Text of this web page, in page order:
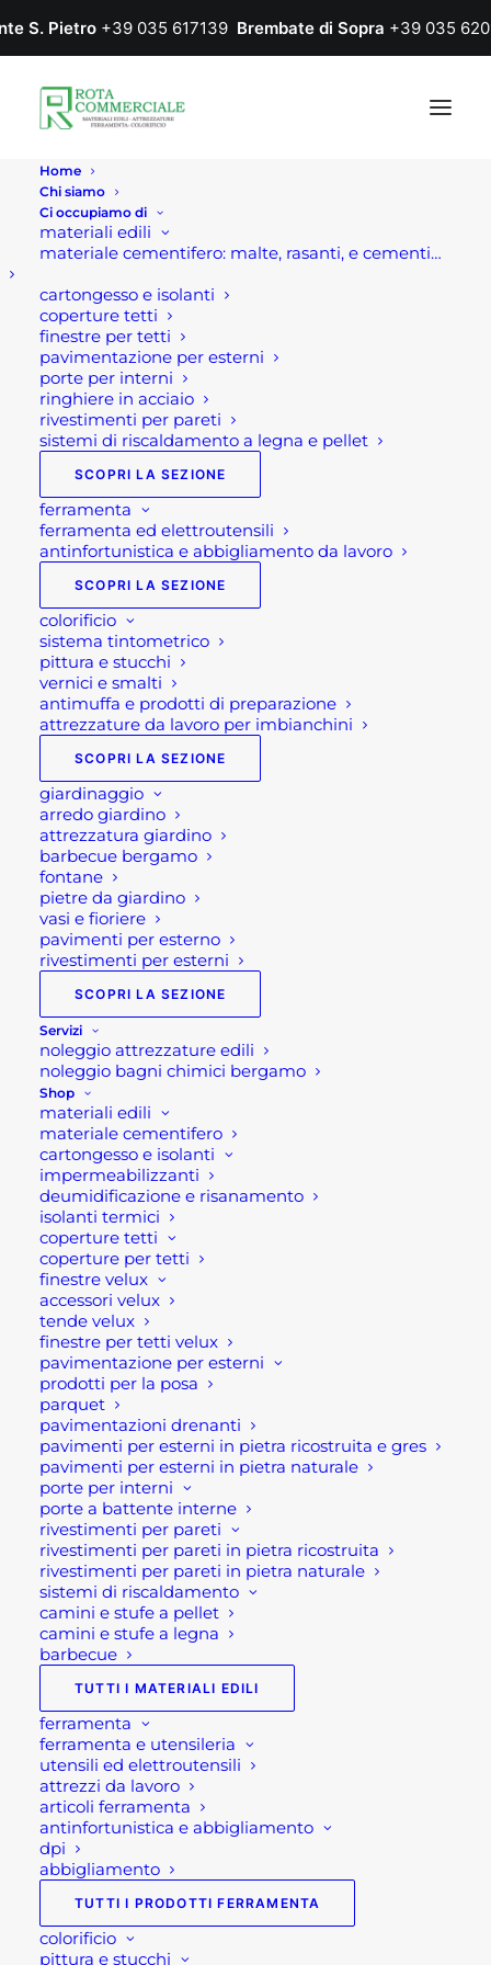
S. Pietro +39 035 617139 Brembate di Sopra +39 035
Home
Chi siamo
Ci occupiamo di
materiali edili
materiale cementifero: malte, rasanti, e cementi…
cartongesso e isolanti
coperture tetti
finestre per tetti
pavimentazione per esterni
porte per interni
ringhiere in acciaio
rivestimenti per pareti
sistemi di riscaldamento a legna e pellet
SCOPRI LA SEZIONE
ferramenta
ferramenta ed elettroutensili
antinfortunistica e abbigliamento da lavoro
SCOPRI LA SEZIONE
colorificio
sistema tintometrico
pittura e stucchi
vernici e smalti
antimuffa e prodotti di preparazione
attrezzature da lavoro per imbianchini
SCOPRI LA SEZIONE
giardinaggio
arredo giardino
attrezzatura giardino
barbecue bergamo
fontane
pietre da giardino
vasi e fioriere
pavimenti per esterno
rivestimenti per esterni
SCOPRI LA SEZIONE
Servizi
noleggio attrezzature edili
noleggio bagni chimici bergamo
Shop
materiali edili
materiale cementifero
cartongesso e isolanti
impermeabilizzanti
deumidificazione e risanamento
isolanti termici
coperture tetti
coperture per tetti
finestre velux
accessori velux
tende velux
finestre per tetti velux
pavimentazione per esterni
prodotti per la posa
parquet
pavimentazioni drenanti
pavimenti per esterni in pietra ricostruita e gres
pavimenti per esterni in pietra naturale
porte per interni
porte a battente interne
rivestimenti per pareti
rivestimenti per pareti in pietra ricostruita
rivestimenti per pareti in pietra naturale
sistemi di riscaldamento
camini e stufe a pellet
camini e stufe a legna
barbecue
TUTTI I MATERIALI EDILI
ferramenta
ferramenta e utensileria
utensili ed elettroutensili
attrezzi da lavoro
articoli ferramenta
antinfortunistica e abbigliamento
dpi
abbigliamento
TUTTI I PRODOTTI FERRAMENTA
colorificio
pittura e stucchi
Home Prodotto Colore VERDE BRILLANTE
VERDE BRILLANTE
COLORANTE UNIVERSALE VERNICE- TINTHEX
3,80€ - 17,80€ Fascia
di
prezzo:
da
a
17,80 €
Questo
prodotto
ha
più
varianti.
Le
opzioni
possono
essere
scelte
nella
pagina
del
prodotto
In evidenza
TAVOLO DA GIARDINO ALLUNGABILE
LION
600,00 €
TAVOLO GIARDINO QUADRATO
ALLUNGABILE PANTHER
CUCINA DA ESTERNO COMPATTA
BRABURA LITE SERIES 300
3.230,00€
Più apprezzati
CESTA LEGNA SET 2 PEZZI
44,00€